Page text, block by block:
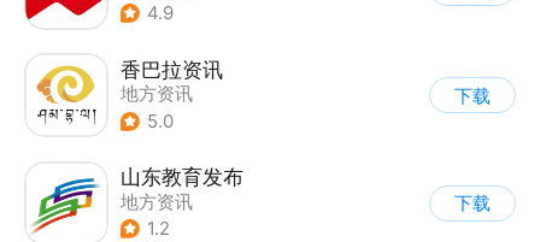
4.9
香巴拉资讯
地方资讯
5.0
下载
山东教育发布
地方资讯
1.2
下载